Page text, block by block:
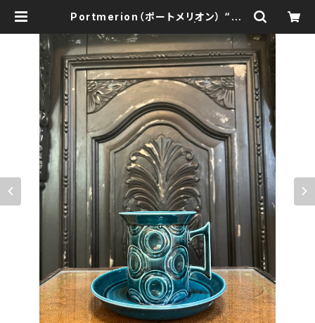
Portmerion（ポートメリオン） “Ju
屋 Forest IW